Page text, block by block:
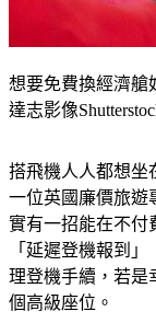
想要免費換經濟艙
達志影像
搭飛機人人都想坐
一位英國廉價旅遊
實有一招能在不付
「延遲登機報到
理登機手續，若是
個高級座位。